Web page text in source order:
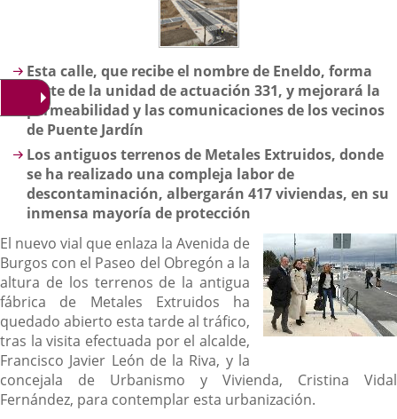
Descripción
Esta calle, que recibe el nombre de Eneldo, forma
parte de la unidad de actuación 331, y mejorará la
permeabilidad y las comunicaciones de los vecinos
de Puente Jardín
Los antiguos terrenos de Metales Extruidos, donde
se ha realizado una compleja labor de
descontaminación, albergarán 417 viviendas, en su
inmensa mayoría de protección
El nuevo vial que enlaza la Avenida de
Burgos con el Paseo del Obregón a la
altura de los terrenos de la antigua
fábrica de Metales Extruidos ha
quedado abierto esta tarde al tráfico,
tras la visita efectuada por el alcalde,
Francisco Javier León de la Riva, y la
concejala de Urbanismo y Vivienda, Cristina Vidal
Fernández, para contemplar esta urbanización.